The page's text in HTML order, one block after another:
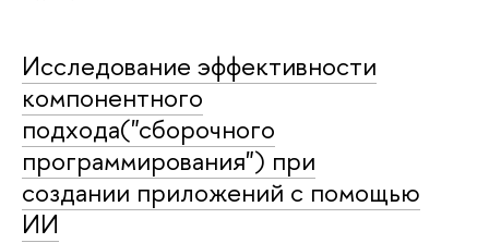
Исследование эффективности
компонентного
подхода("сборочного
программирования") при
создании приложений с помощью
ИИ